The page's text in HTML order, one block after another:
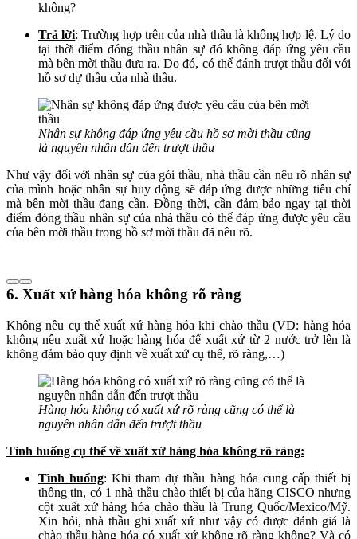
không?
Trả lời: Trường hợp trên của nhà thầu là không hợp lệ. Lý do
tại thời điểm đóng thầu nhân sự đó không đáp ứng yêu cầu
mà bên mời thầu đưa ra. Do đó, có thể đánh trượt thầu đối với
hồ sơ dự thầu của nhà thầu.
Nhân sự không đáp ứng yêu cầu hồ sơ mời thầu cũng
là nguyên nhân dẫn đến trượt thầu
Như vậy đối với nhân sự của gói thầu, nhà thầu cần nêu rõ nhân sự
của mình hoặc nhân sự huy động sẽ đáp ứng được những tiêu chí
mà bên mời thầu đang cần. Đồng thời, cần đảm bảo ngay tại thời
điểm đóng thầu nhân sự của nhà thầu có thể đáp ứng được yêu cầu
của bên mời thầu trong hồ sơ mời thầu đã nêu rõ.
6. Xuất xứ hàng hóa không rõ ràng
Không nêu cụ thể xuất xứ hàng hóa khi chào thầu (VD: hàng hóa
không nêu xuất xứ hoặc hàng hóa để xuất xứ từ 2 nước trở lên là
không đảm bảo quy định về xuất xứ cụ thể, rõ ràng,…)
Hàng hóa không có xuất xứ rõ ràng cũng có thể là
nguyên nhân dẫn đến trượt thầu
Tình huống cụ thể về xuất xứ hàng hóa không rõ ràng:
Tình huống: Khi tham dự thầu hàng hóa cung cấp thiết bị
thông tin, có 1 nhà thầu chào thiết bị của hãng CISCO nhưng
cột xuất xứ hàng hóa chào thầu là Trung Quốc/Mexico/Mỹ.
Xin hỏi, nhà thầu ghi xuất xứ như vậy có được đánh giá là
chào thầu hàng hóa có xuất xứ không rõ ràng không? Và có